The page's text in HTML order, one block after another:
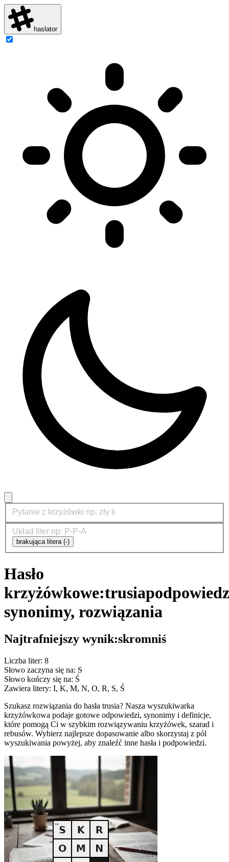
haslator
brakująca litera (-)
Hasło
krzyżówkowe:trusia
synonimy, rozwiązania
Najtrafniejszy wynik:skromniś
Liczba liter: 8
Słowo zaczyna się na: S
Słowo kończy się na: Ś
Zawiera litery: I, K, M, N, O, R, S, Ś
Szukasz rozwiązania do hasła trusia? Nasza wyszukiwarka
krzyżówkowa podaje gotowe odpowiedzi, synonimy i definicje,
które pomogą Ci w szybkim rozwiązywaniu krzyżówek, szarad i
rebusów. Wybierz najlepsze dopasowanie albo skorzystaj z pól
wyszukiwania powyżej, aby znaleźć inne hasła i podpowiedzi.